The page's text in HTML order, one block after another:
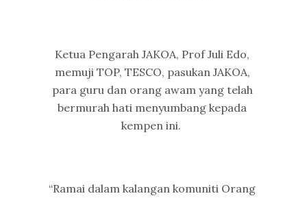
Ketua Pengarah JAKOA, Prof Juli Edo,
memuji TOP, TESCO, pasukan JAKOA,
para guru dan orang awam yang telah
bermurah hati menyumbang kepada
kempen ini.
“Ramai dalam kalangan komuniti Orang